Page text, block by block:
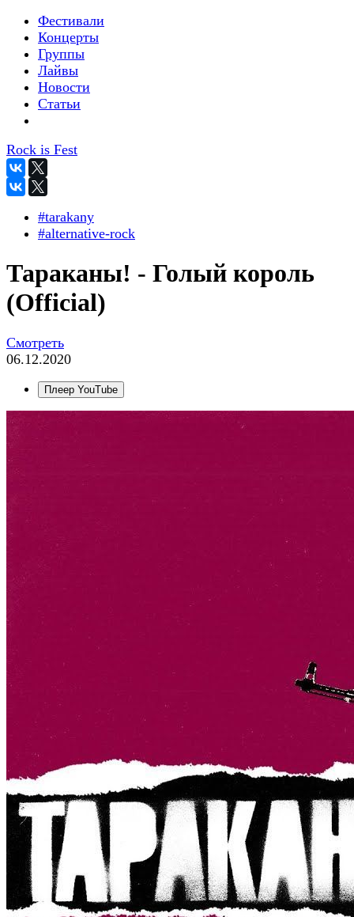
Фестивали
Концерты
Группы
Лайвы
Новости
Статьи
Rock is Fest
#tarakany
#alternative-rock
Тараканы! - Голый король
(Official)
Смотреть
06.12.2020
Плеер YouTube